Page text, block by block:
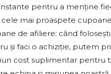
pentru a menține
mai proaspete
de afiliere: când
și faci o achiziție, putem
cost suplimentar pentru